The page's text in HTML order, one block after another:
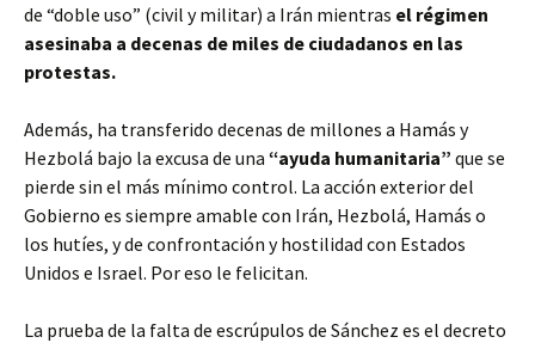
de “doble uso” (civil y militar) a Irán mientras el régimen
asesinaba a decenas de miles de ciudadanos en las
protestas.
Además, ha transferido decenas de millones a Hamás y
Hezbolá bajo la excusa de una “ayuda humanitaria” que se
pierde sin el más mínimo control. La acción exterior del
Gobierno es siempre amable con Irán, Hezbolá, Hamás o
los hutíes, y de confrontación y hostilidad con Estados
Unidos e Israel. Por eso le felicitan.
La prueba de la falta de escrúpulos de Sánchez es el decreto